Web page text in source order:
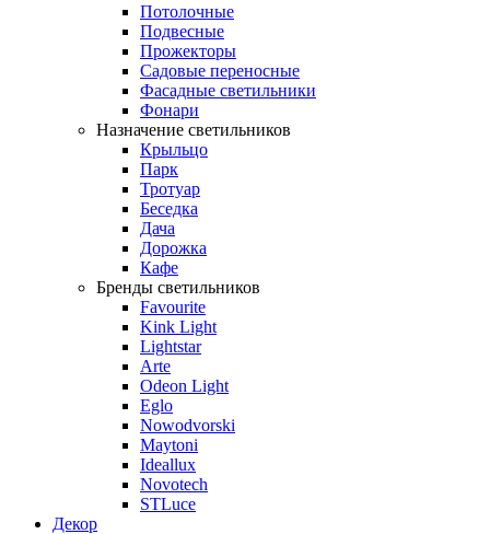
Потолочные
Подвесные
Прожекторы
Садовые переносные
Фасадные светильники
Фонари
Назначение светильников
Крыльцо
Парк
Тротуар
Беседка
Дача
Дорожка
Кафе
Бренды светильников
Favourite
Kink Light
Lightstar
Arte
Odeon Light
Eglo
Nowodvorski
Maytoni
Ideallux
Novotech
STLuce
Декор